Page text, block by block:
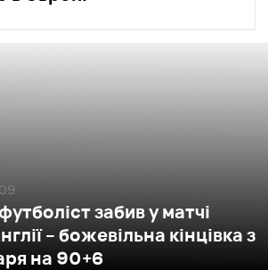
забив у матчі
– божевільна кінцівка з
на 90+6